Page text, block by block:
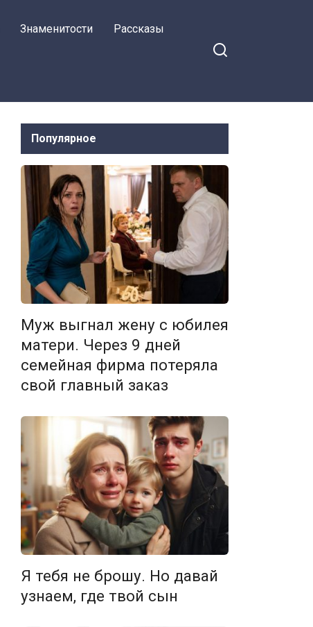
Знаменитости Рассказы
Популярное
Муж выгнал жену с юбилея
матери. Через 9 дней
семейная фирма потеряла
свой главный заказ
Я тебя не брошу. Но давай
узнаем, где твой сын